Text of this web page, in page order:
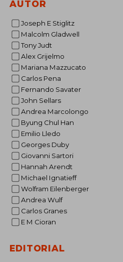
AUTOR
Joseph E Stiglitz
Malcolm Gladwell
Tony Judt
Alex Grijelmo
Mariana Mazzucato
Carlos Pena
Fernando Savater
John Sellars
Andrea Marcolongo
Byung Chul Han
Emilio Lledo
Georges Duby
Giovanni Sartori
Hannah Arendt
Michael Ignatieff
Wolfram Eilenberger
Andrea Wulf
Carlos Granes
E M Cioran
EDITORIAL